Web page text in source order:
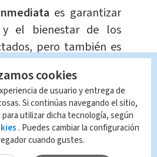
es garantizar
y el bienestar de los
pero también es
accidentes.
de tren en
quedó prensado
t.co/XcKvj0WW9V
cookies
de usuario y entrega de
Si continúas navegando el sitio,
utilizar dicha tecnología, según
. Puedes cambiar la configuración
cuando gustes.